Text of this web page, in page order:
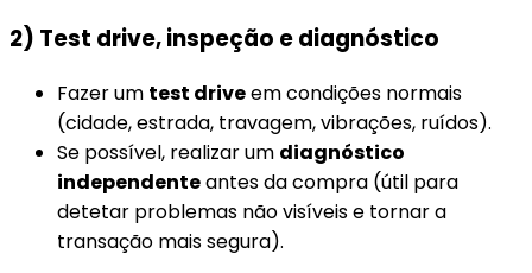
2) Test drive, inspeção e diagnóstico
Fazer um test driveem condições normais
(cidade, estrada, travagem, vibrações, ruídos).
Se possível, realizar um diagnóstico
independenteantes da compra (útil para
detetar problemas não visíveis e tornar a
transação mais segura).